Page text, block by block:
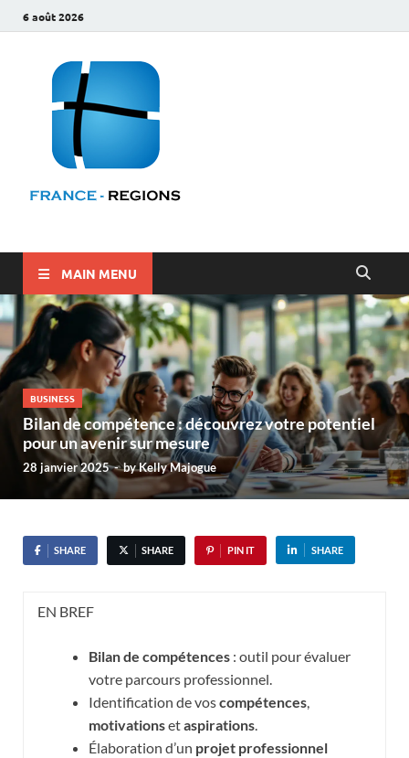
6 août 2026
d'infos
MAIN MENU
BUSINESS
Bilan de compétence : découvrez votre potentiel
pour un avenir sur mesure
28 janvier 2025-byKelly Majogue
SHARE SHARE PIN IT SHARE
EN BREF
Bilan de compétences : outil pour évaluer
votre parcours professionnel.
Identification de voscompétences,
motivationsetaspirations.
Élaboration d’un projet professionnel